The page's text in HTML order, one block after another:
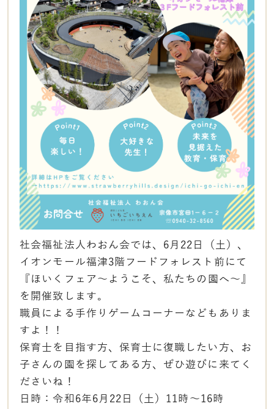
社会福祉法人わおん会では、6月22日（土）、
イオンモール福津3階フードフォレスト前にて
『ほいくフェア〜 ようこそ、私たちの園へ〜』
を開催致します。
職員による手作りゲームコーナーなどもありま
すよ！！
保育士を目指す方、保育士に復職したい方、 お
子さんの園を探してある方、ぜひ遊びに来てく
ださいね！
日時：令和6年6月22日（土）11時～16時